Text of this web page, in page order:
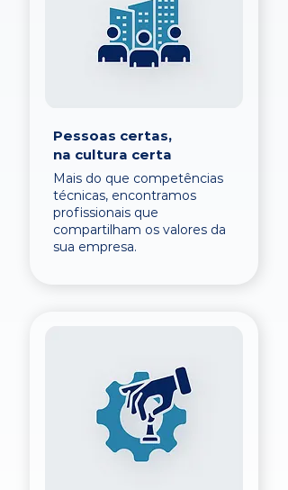
Pessoas certas,
na cultura certa
Mais do que competências
técnicas, encontramos
profissionais que
compartilham os valores da
sua empresa.